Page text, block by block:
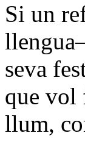
Si un
seva
que vol
llum,